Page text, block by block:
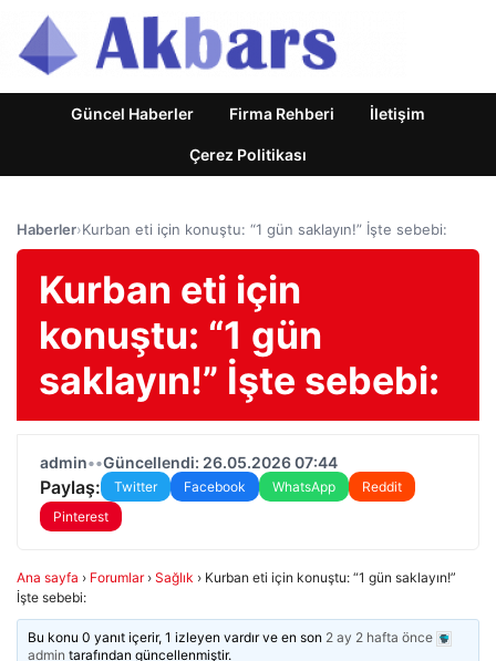
Güncel Haberler Firma Rehberi İletişim
Çerez Politikası
Haberler›Kurban eti için konuştu: “1 gün saklayın!” İşte sebebi:
Kurban eti için
konuştu: “1 gün
saklayın!” İşte sebebi:
admin••Güncellendi: 26.05.2026 07:44
Paylaş: Twitter Facebook WhatsApp
Reddit
Pinterest
Ana sayfa › Forumlar › Sağlık › Kurban eti için konuştu: “1 gün saklayın!”
İşte sebebi:
Bu konu 0 yanıt içerir, 1 izleyen vardır ve en son 2 ay 2 hafta önce
admin tarafından güncellenmiştir.